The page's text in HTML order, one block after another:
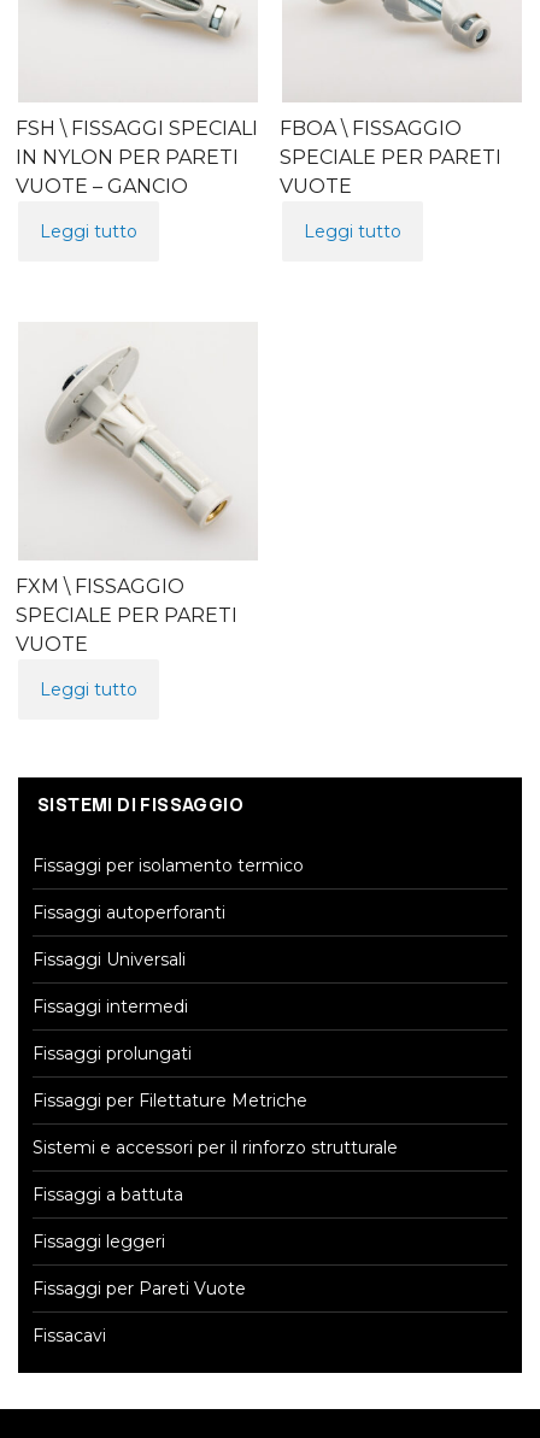
FSH \ FISSAGGI SPECIALI
IN NYLON PER PARETI
VUOTE – GANCIO
Leggi tutto
FBOA \ FISSAGGIO
SPECIALE PER PARETI
VUOTE
Leggi tutto
FXM \ FISSAGGIO
SPECIALE PER PARETI
VUOTE
Leggi tutto
SISTEMI DI FISSAGGIO
Fissaggi per isolamento termico
Fissaggi autoperforanti
Fissaggi Universali
Fissaggi intermedi
Fissaggi prolungati
Fissaggi per Filettature Metriche
Sistemi e accessori per il rinforzo strutturale
Fissaggi a battuta
Fissaggi leggeri
Fissaggi per Pareti Vuote
Fissacavi